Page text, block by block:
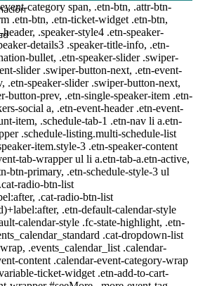
category span, .etn-btn, .attr-btn-
.etn-btn, .etn-ticket-widget .etn-btn,
.speaker-style4 .etn-speaker-
details3 .speaker-title-info, .etn-
bullet, .etn-speaker-slider .swiper-
slider .swiper-button-next, .etn-event-
.etn-speaker-slider .swiper-button-next,
button-prev, .etn-single-speaker-item .etn-
social a, .etn-event-header .etn-event-
item, .schedule-tab-1 .etn-nav li a.etn-
.schedule-listing.multi-schedule-list
item.style-3 .etn-speaker-content
tab-wrapper ul li a.etn-tab-a.etn-active,
btn-primary, .etn-schedule-style-3 ul
radio-btn-list
.cat-radio-btn-list
.etn-default-calendar-style
calendar-style .fc-state-highlight, .etn-
.cat-dropdown-list
.events_calendar_list .calendar-
content .calendar-event-category-wrap
ticket-widget .etn-add-to-cart-